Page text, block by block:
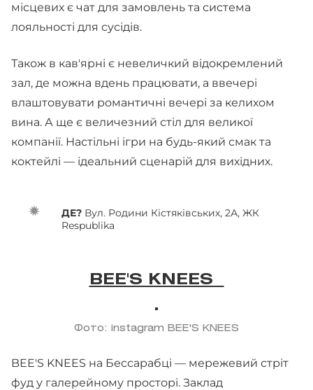
місцевих є чат для замовлень та система
лояльності для сусідів.
Також в кав'ярні є невеличкий відокремлений
зал, де можна вдень працювати, а ввечері
влаштовувати романтичні вечері за келихом
вина. А ще є величезний стіл для великої
компанії. Настільні ігри на будь-який смак та
коктейлі — ідеальний сценарій для вихідних.
ДЕ? Вул. Родини Кістяківських, 2А, ЖК
Respublika
BEE'S KNEES
Фото: instagram BEE'S KNEES
BEE'S KNEES на Бессарабці — мережевий стріт
фуд у галерейному просторі. Заклад